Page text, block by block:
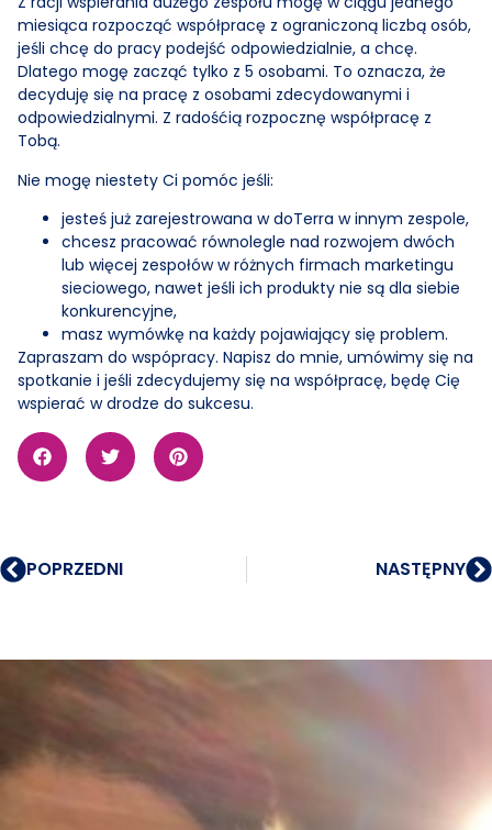
miesiąca rozpocząć współpracę z ograniczoną liczbą osób,
jeśli chcę do pracy podejść odpowiedzialnie, a chcę.
Dlatego mogę zacząć tylko z 5 osobami. To oznacza, że
decyduję się na pracę z osobami zdecydowanymi i
odpowiedzialnymi. Z radośćią rozpocznę współpracę z
Tobą.
Nie mogę niestety Ci pomóc jeśli:
jesteś już zarejestrowana w doTerra w innym zespole,
chcesz pracować równolegle nad rozwojem dwóch
lub więcej zespołów w różnych firmach marketingu
sieciowego, nawet jeśli ich produkty nie są dla siebie
konkurencyjne,
masz wymówkę na każdy pojawiający się problem.
Zapraszam do wspópracy. Napisz do mnie, umówimy się na
spotkanie i jeśli zdecydujemy się na współpracę, będę Cię
wspierać w drodze do sukcesu.
POPRZEDNI NASTĘPNY